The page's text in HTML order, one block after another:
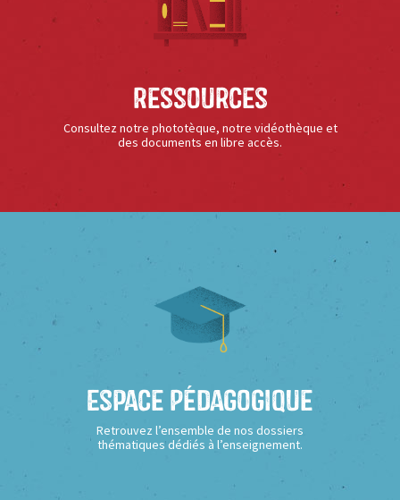
Ressources
Consultez notre phototèque, notre vidéothèque et
des documents en libre accès.
Espace Pédagogique
Retrouvez l’ensemble de nos dossiers
thématiques dédiés à l’enseignement.